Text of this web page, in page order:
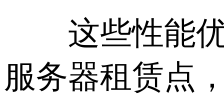
这些性能优
服务器租赁点